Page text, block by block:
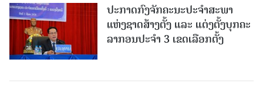
ປະກາດກົງຈັກຄະນະປະຈໍາສະພາ
ແຫ່ງຊາດສ້າງຕັ້ງ ແລະ ແຕ່ງຕັ້ງບຸກຄະ
ລາກອນປະຈໍາ 3 ເຂດເລືອກຕັ້ງ